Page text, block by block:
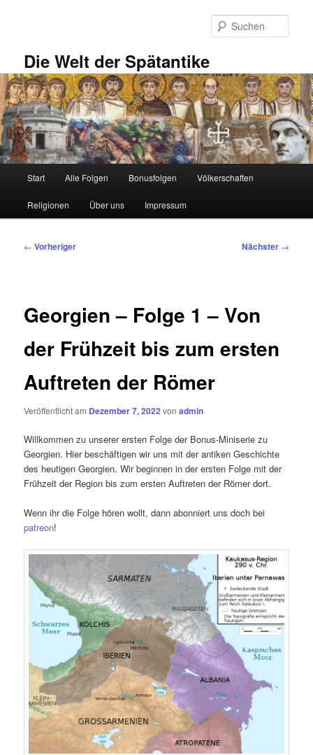
Die Welt der Spätantike
Start Alle Folgen Bonusfolgen Völkerschaften
Religionen Über uns Impressum
Beitragsnavigation
← Vorheriger Nächster →
Georgien – Folge 1 – Von
der Frühzeit bis zum ersten
Auftreten der Römer
Veröffentlicht am Dezember 7, 2022vonadmin
Willkommen zu unserer ersten Folge der Bonus-Miniserie zu
Georgien. Hier beschäftigen wir uns mit der antiken Geschichte
des heutigen Georgien. Wir beginnen in der ersten Folge mit der
Frühzeit der Region bis zum ersten Auftreten der Römer dort.
Wenn ihr die Folge hören wollt, dann abonniert uns doch bei
patreon!